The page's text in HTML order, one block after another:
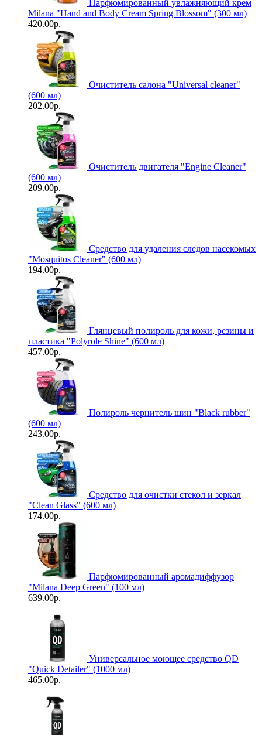
Парфюмированный увлажняющий крем
Milana "Hand and Body Cream Spring Blossom" (300 мл)
420.00р.
Очиститель салона "Universal сleaner"
(600 мл)
202.00р.
Очиститель двигателя "Engine Cleaner"
(600 мл)
209.00р.
Средство для удаления следов насекомых
"Mosquitos Cleaner" (600 мл)
194.00р.
Глянцевый полироль для кожи, резины и
пластика "Polyrole Shine" (600 мл)
457.00р.
Полироль чернитель шин "Black rubber"
(600 мл)
243.00р.
Средство для очистки стекол и зеркал
"Clean Glass" (600 мл)
174.00р.
Парфюмированный аромадиффузор
"Milana Deep Green" (100 мл)
639.00р.
Универсальное моющее средство QD
"Quick Detailer" (1000 мл)
465.00р.